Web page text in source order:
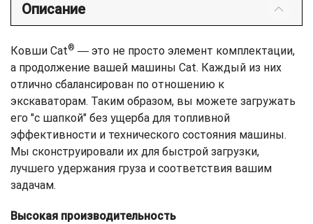
Описание
Ковши Cat® ― это не просто элемент комплектации,
а продолжение вашей машины Cat. Каждый из них
отлично сбалансирован по отношению к
экскаваторам. Таким образом, вы можете загружать
его "с шапкой" без ущерба для топливной
эффективности и технического состояния машины.
Мы сконструировали их для быстрой загрузки,
лучшего удержания груза и соответствия вашим
задачам.
Высокая производительность